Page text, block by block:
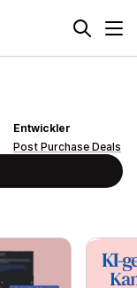
Entwickler
Post Purchase Deals